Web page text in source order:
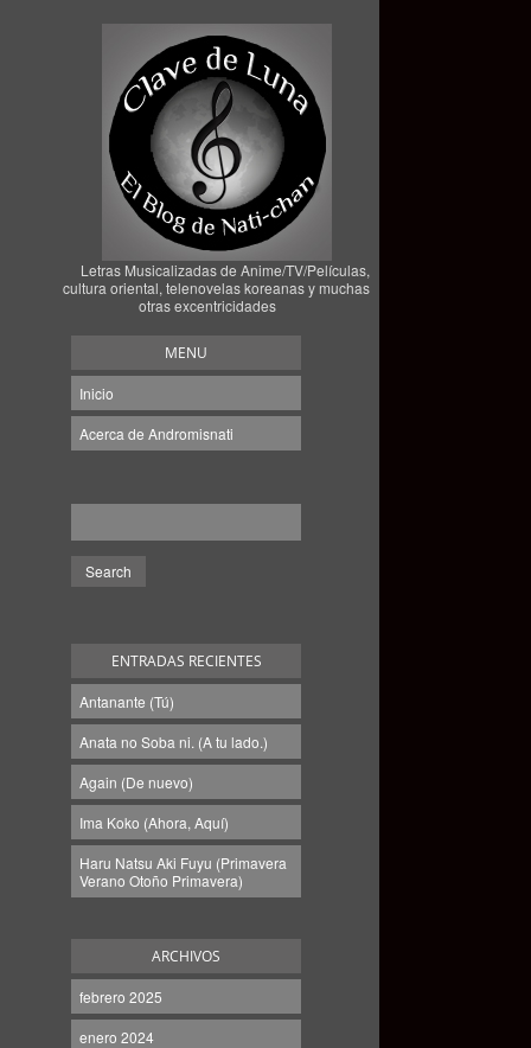
Letras Musicalizadas de Anime/TV/Películas,
cultura oriental, telenovelas koreanas y muchas
otras excentricidades
MENU
Inicio
Acerca de Andromisnati
ENTRADAS RECIENTES
Antanante (Tú)
Anata no Soba ni. (A tu lado.)
Again (De nuevo)
Ima Koko (Ahora, Aquí)
Haru Natsu Aki Fuyu (Primavera
Verano Otoño Primavera)
ARCHIVOS
febrero 2025
enero 2024